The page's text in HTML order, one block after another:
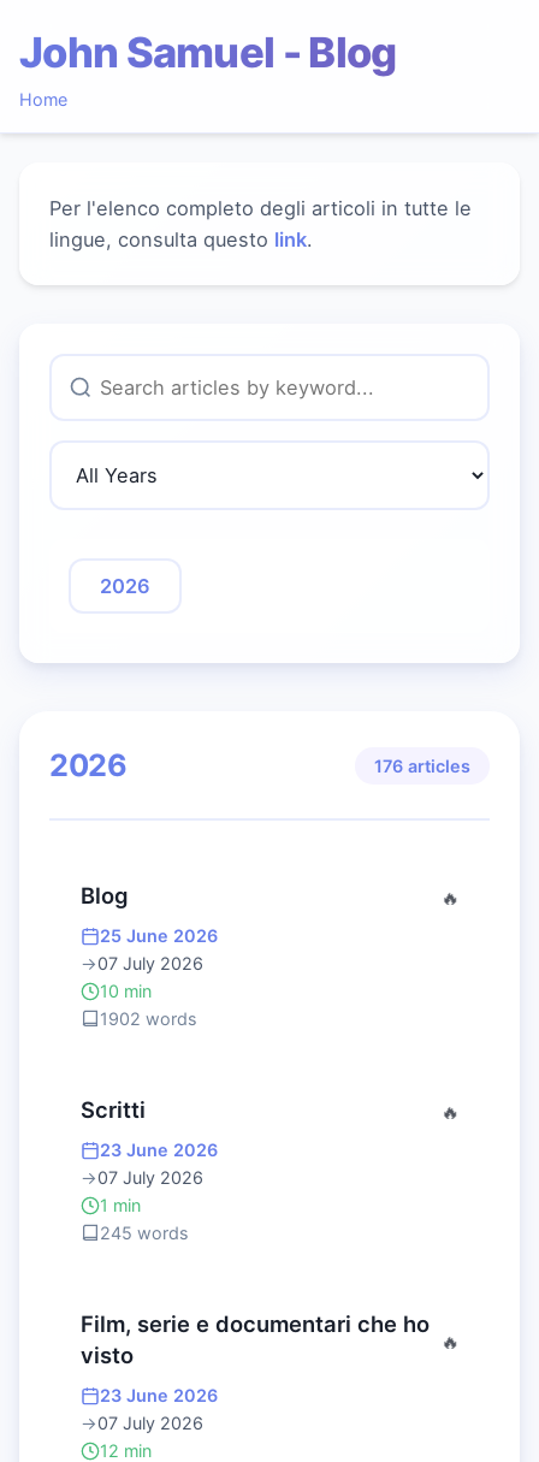
John Samuel - Blog
Home
Per l'elenco completo degli articoli in tutte le
lingue, consulta questo link.
2026
2026 176 articles
Blog 🔥
25 June 2026
→07 July 2026
10 min
1902 words
Scritti 🔥
23 June 2026
→07 July 2026
1 min
245 words
Film, serie e documentari che ho
visto
🔥
23 June 2026
→07 July 2026
12 min